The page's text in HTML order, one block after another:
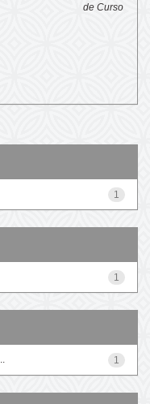
de Curso
1
1
1